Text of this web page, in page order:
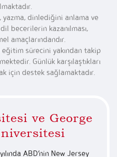
dinlediğini anlama ve
becerilerin kazanılması,
amaçlarındandır.
sürecini yakından takip
Günlük karşılaştıkları
için destek sağlamaktadır.
ve George
ABD’nin New Jersey